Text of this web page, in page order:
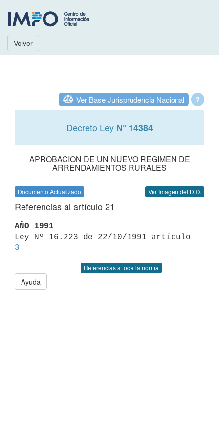
Volver
?
Ver Base Jurisprudencia Nacional
Decreto Ley N° 14384
APROBACION DE UN NUEVO REGIMEN DE
ARRENDAMIENTOS RURALES
Documento Actualizado Ver Imagen del D.O.
Referencias al artículo 21
AÑO 1991
3
Referencias a toda la norma
Ayuda